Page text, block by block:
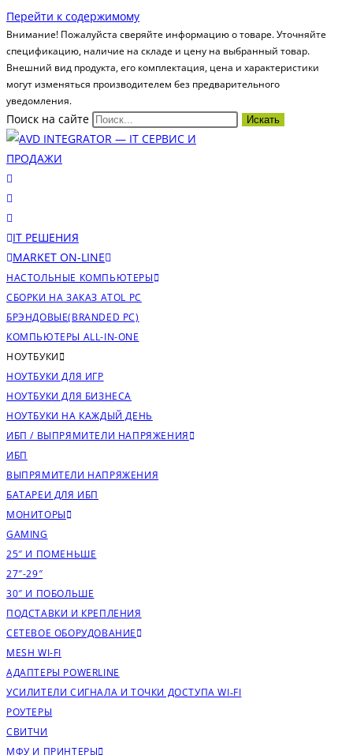
Перейти к содержимому
Внимание! Пожалуйста сверяйте информацию о товаре. Уточняйте
спецификацию, наличие на складе и цену на выбранный товар.
Внешний вид продукта, его комплектация, цена и характеристики
могут изменяться производителем без предварительного
уведомления.
Поиск на сайте Искать
IT РЕШЕНИЯ
MARKET ON-LINE
НАСТОЛЬНЫЕ КОМПЬЮТЕРЫ
СБОРКИ НА ЗАКАЗ ATOL PC
БРЭНДОВЫЕ(BRANDED PC)
КОМПЬЮТЕРЫ ALL-IN-ONE
НОУТБУКИ
НОУТБУКИ ДЛЯ ИГР
НОУТБУКИ ДЛЯ БИЗНЕСА
НОУТБУКИ НА КАЖДЫЙ ДЕНЬ
ИБП / ВЫПРЯМИТЕЛИ НАПРЯЖЕНИЯ
ИБП
ВЫПРЯМИТЕЛИ НАПРЯЖЕНИЯ
БАТАРЕИ ДЛЯ ИБП
МОНИТОРЫ
GAMING
25″ И ПОМЕНЬШЕ
27″-29″
30″ И ПОБОЛЬШЕ
ПОДСТАВКИ И КРЕПЛЕНИЯ
СЕТЕВОЕ ОБОРУДОВАНИЕ
MESH WI-FI
АДАПТЕРЫ POWERLINE
УСИЛИТЕЛИ СИГНАЛА И ТОЧКИ ДОСТУПА WI‑FI
РОУТЕРЫ
СВИТЧИ
МФУ И ПРИНТЕРЫ